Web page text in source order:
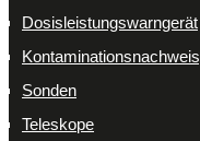
Dosisleistungswarngerät
Sonden
Teleskope